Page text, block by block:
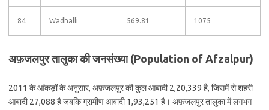
84 Wadhalli 569.81 1075
अफ़जलपुर तालुका की जनसंख्या (Population of Afzalpur)
2011 के आंकड़ों के अनुसार, अफ़जलपुर की कुल आबादी 2,20,339 है, जिसमें से शहरी
आबादी 27,088 है जबकि ग्रामीण आबादी 1,93,251 है। अफ़जलपुर तालुका में लगभग